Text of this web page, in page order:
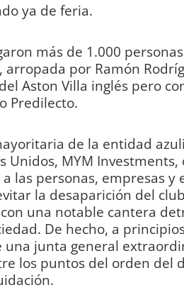
ya de feria.
más de 1.000
arropada por Ramón
Aston Villa inglés pero
Predilecto.
de la entidad
Unidos, MYM Investments,
las personas, empresas
la desaparición del
una notable cantera
De hecho, a
una junta general
los puntos del orden del